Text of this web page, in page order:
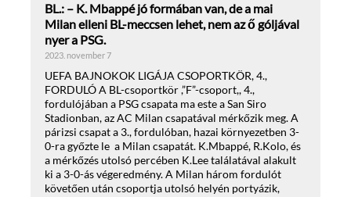
BL.: – K. Mbappé jó formában van, de a mai
Milan elleni BL-meccsen lehet, nem az ő góljával
nyer a PSG.
2023. november 7
UEFA BAJNOKOK LIGÁJA CSOPORTKÖR, 4.,
FORDULÓ A BL-csoportkör ,”F”-csoport,, 4.,
fordulójában a PSG csapata ma este a San Siro
Stadionban, az AC Milan csapatával mérkőzik meg. A
párizsi csapat a 3., fordulóban, hazai környezetben 3-
0-ra győzte le a Milan csapatát. K.Mbappé, R.Kolo, és
a mérkőzés utolsó percében K.Lee találatával alakult
ki a 3-0-ás végeredmény. A Milan három fordulót
követően után csoportja utolsó helyén portyázik,